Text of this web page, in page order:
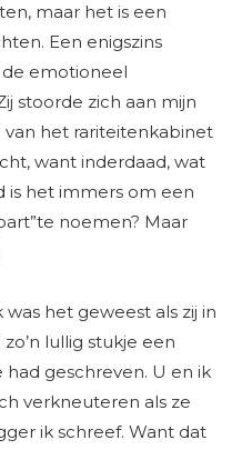
maar het is een
Een enigszins
emotioneel
stoorde zich aan mijn
het rariteitenkabinet
want inderdaad, wat
is het immers om een
noemen? Maar
het geweest als zij in
lullig stukje een
geschreven. U en ik
verkneuteren als ze
ik schreef. Want dat